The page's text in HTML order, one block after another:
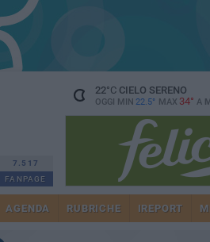
7.517
FANPAGE
22°CCIELO SERENO
OGGI MIN 22.5° MAX 34° A
AGENDA RUBRICHE IREPORT